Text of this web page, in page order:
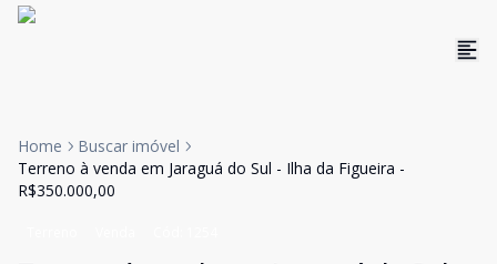
Home
Buscar imóvel
Terreno à venda em Jaraguá do Sul - Ilha da Figueira -
R$350.000,00